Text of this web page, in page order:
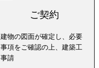
ご契約
建物の図面が確定し、必要
事項をご確認の上、建築工
事請